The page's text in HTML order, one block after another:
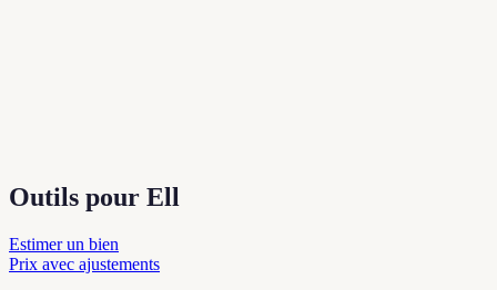
Outils pour Ell
Estimer un bien
Prix avec ajustements